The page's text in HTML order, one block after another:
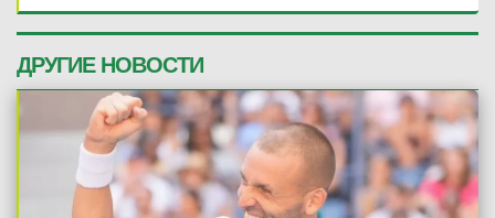
ДРУГИЕ НОВОСТИ